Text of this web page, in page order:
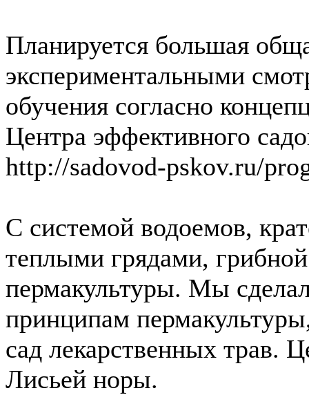
Планируется большая
экспериментальными
обучения согласно
Центра эффективного
http://sadovod-pskov.ru/
С системой водоемов,
теплыми грядами,
пермакультуры. Мы
принципам
сад лекарственных трав.
Лисьей норы.